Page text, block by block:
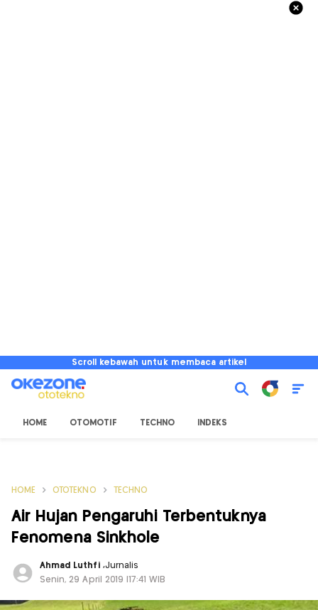
Scroll kebawah untuk membaca artikel
HOME OTOMOTIF TECHNO INDEKS
HOME OTOTEKNO TECHNO
Air Hujan Pengaruhi Terbentuknya
Fenomena Sinkhole
Ahmad Luthfi ,Jurnalis
Senin, 29 April 2019 |17:41 WIB